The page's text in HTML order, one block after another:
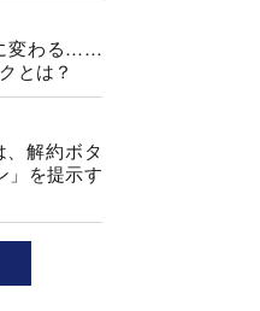
変わる……
とは？
解約ボタ
」を提示す